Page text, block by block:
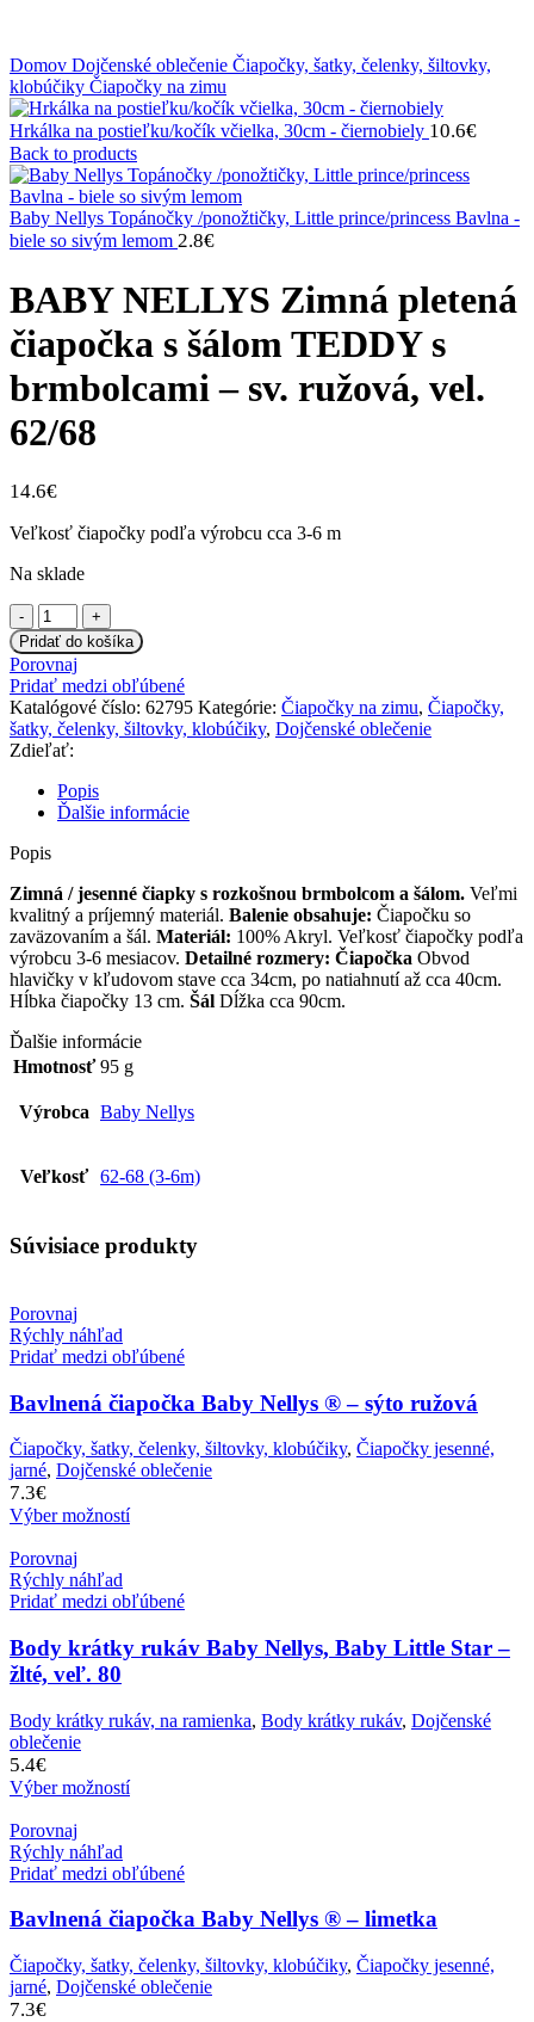
Domov Dojčenské oblečenie Čiapočky, šatky, čelenky, šiltovky,
klobúčiky Čiapočky na zimu
Hrkálka na postieľku/kočík včielka, 30cm - čiernobiely 10.6€
Back to products
Baby Nellys Topánočky /ponožtičky, Little prince/princess Bavlna -
biele so sivým lemom 2.8€
BABY NELLYS Zimná pletená
čiapočka s šálom TEDDY s
brmbolcami – sv. ružová, vel.
62/68
14.6€
Veľkosť čiapočky podľa výrobcu cca 3-6 m
Na sklade
množstvo
BABY
NELLYS
Zimná
pletená
čiapočka
s
šálom
TEDDY
s
brmbolcami
-
ružová,
vel.
62/68
Pridať do košíka
Porovnaj
Pridať medzi obľúbené
Katalógové číslo: 62795 Kategórie: Čiapočky na zimu, Čiapočky,
šatky, čelenky, šiltovky, klobúčiky, Dojčenské oblečenie
Zdieľať:
Popis
Ďalšie informácie
Popis
Zimná / jesenné čiapky s rozkošnou brmbolcom a šálom. Veľmi
kvalitný a príjemný materiál. Balenie obsahuje: Čiapočku so
zaväzovaním a šál. Materiál: 100% Akryl. Veľkosť čiapočky podľa
výrobcu 3-6 mesiacov. Detailné rozmery: Čiapočka Obvod
hlavičky v kľudovom stave cca 34cm, po natiahnutí až cca 40cm.
Hĺbka čiapočky 13 cm. Šál Dĺžka cca 90cm.
Ďalšie informácie
Hmotnosť 95 g
Výrobca Baby Nellys
Veľkosť 62-68 (3-6m)
Súvisiace produkty
Porovnaj
Rýchly náhľad
Pridať medzi obľúbené
Bavlnená čiapočka Baby Nellys ® – sýto ružová
Čiapočky, šatky, čelenky, šiltovky, klobúčiky, Čiapočky jesenné,
jarné, Dojčenské oblečenie
7.3€
Výber možností
Porovnaj
Rýchly náhľad
Pridať medzi obľúbené
Body krátky rukáv Baby Nellys, Baby Little Star –
žlté, veľ. 80
Body krátky rukáv, na ramienka, Body krátky rukáv, Dojčenské
oblečenie
5.4€
Výber možností
Porovnaj
Rýchly náhľad
Pridať medzi obľúbené
Bavlnená čiapočka Baby Nellys ® – limetka
Čiapočky, šatky, čelenky, šiltovky, klobúčiky, Čiapočky jesenné,
jarné, Dojčenské oblečenie
7.3€